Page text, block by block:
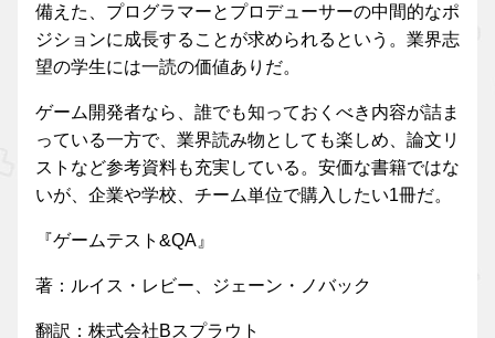
備えた、プログラマーとプロデューサーの中間的なポ
ジションに成長することが求められるという。業界志
望の学生には一読の価値ありだ。
ゲーム開発者なら、誰でも知っておくべき内容が詰ま
っている一方で、業界読み物としても楽しめ、論文リ
ストなど参考資料も充実している。安価な書籍ではな
いが、企業や学校、チーム単位で購入したい1冊だ。
『ゲームテスト&QA』
著：ルイス・レビー、ジェーン・ノバック
翻訳：株式会社Bスプラウト